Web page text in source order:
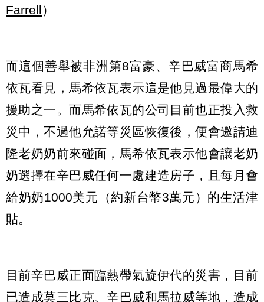
Farrell）
而這個善舉被非洲第8富豪、辛巴威富商馬希
依瓦看見，馬希依瓦表示這是他見過最偉大的
援助之一。而馬希依瓦的公司目前也正投入救
災中，不過他允諾等災區恢復後，便會邀請迪
隆老奶奶前來碰面，馬希依瓦表示他會讓老奶
奶選擇在辛巴威任何一處建造房子，且每月會
給奶奶1000美元（約新台幣3萬元）的生活津
貼。
目前辛巴威正面臨熱帶氣旋伊代的災害，目前
已造成莫三比克、辛巴威和馬拉威等地，造成